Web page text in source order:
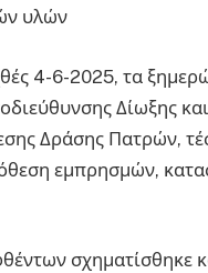
υλών
4-6-2025, τα
Δίωξης
Δράσης Πατρών,
εμπρησμών,
σχηματίσθηκε